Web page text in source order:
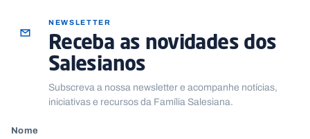
NEWSLETTER
Receba as novidades dos
Salesianos
Subscreva a nossa newsletter e acompanhe notícias,
iniciativas e recursos da Família Salesiana.
Nome
A
g
e
n
a
o
n
t
c
t